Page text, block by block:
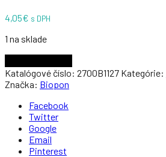
4,05€ s DPH
1 na sklade
Katalógové číslo: 2700B1127 Kategórie:
Značka: Biopon
Facebook
Twitter
Google
Email
Pinterest